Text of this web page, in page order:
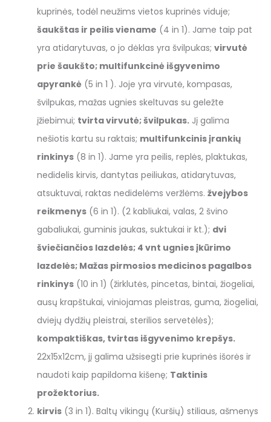
kuprinės, todėl neužims vietos kuprinės viduje;
šaukštas ir peilis viename (4 in 1). Jame taip pat
yra atidarytuvas, o jo dėklas yra švilpukas; virvutė
prie šaukšto; multifunkcinė išgyvenimo
apyrankė (5 in 1 ). Joje yra virvutė, kompasas,
švilpukas, mažas ugnies skeltuvas su geležte
įžiebimui; tvirta virvutė;švilpukas. Jį galima
nešiotis kartu su raktais; multifunkcinis įrankių
rinkinys (8 in 1). Jame yra peilis, replės, plaktukas,
nedidelis kirvis, dantytas peiliukas, atidarytuvas,
atsuktuvai, raktas nedidelėms veržlėms. žvejybos
reikmenys (6 in 1). (2 kabliukai, valas, 2 švino
gabaliukai, guminis jaukas, suktukai ir kt.); dvi
šviečiančios lazdelės; 4 vnt ugnies įkūrimo
lazdelės; Mažas pirmosios medicinos pagalbos
rinkinys (10 in 1) (žirklutės, pincetas, bintai, žiogeliai,
ausų krapštukai, viniojamas pleistras, guma, žiogeliai,
dviejų dydžių pleistrai, sterilios servetėlės);
kompaktiškas, tvirtas išgyvenimo krepšys.
22x15x12cm, jį galima užsisegti prie kuprinės išorės ir
naudoti kaip papildoma kišenę; Taktinis
prožektorius.
kirvis (3 in 1). Baltų vikingų (Kuršių) stiliaus, ašmenys